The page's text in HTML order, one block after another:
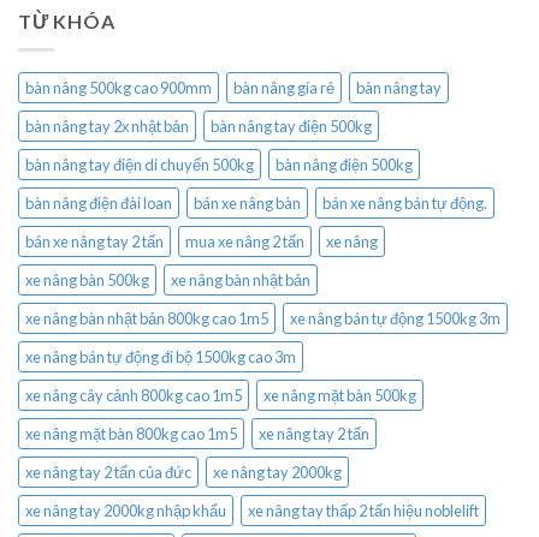
TỪ KHÓA
bàn nâng 500kg cao 900mm bàn nâng gía rẻ
bàn nâng tay
bàn nâng tay 2x nhật bản
bàn nâng tay điện 500kg
bàn nâng tay điện di chuyển 500kg
bàn nâng điện 500kg
bàn nâng điện đài loan
bán xe nâng bàn
bán xe nâng bán tự động.
bán xe nâng tay 2 tấn
mua xe nâng 2 tấn
xe nâng
xe nâng bàn 500kg
xe nâng bàn nhật bản
xe nâng bàn nhật bản 800kg cao 1m5
xe nâng bán tự động 1500kg 3m
xe nâng bán tự động đi bộ 1500kg cao 3m
xe nâng cây cảnh 800kg cao 1m5
xe nâng mặt bàn 500kg
xe nâng mặt bàn 800kg cao 1m5
xe nâng tay 2 tấn
xe nâng tay 2 tấn của đức
xe nâng tay 2000kg
xe nâng tay 2000kg nhập khẩu
xe nâng tay thấp 2 tấn hiệu noblelift